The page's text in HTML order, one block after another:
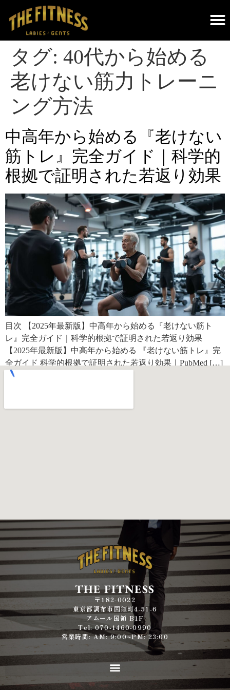
タグ: 40代から始める
老けない筋力トレーニ
ング方法
中高年から始める『老けない
筋トレ』完全ガイド｜科学的
根拠で証明された若返り効果
目次 【2025年最新版】中高年から始める『老けない筋ト
レ』完全ガイド｜科学的根拠で証明された若返り効果
【2025年最新版】中高年から始める 『老けない筋トレ』完
全ガイド 科学的根拠で証明された若返り効果｜PubMed […]
THE FITNESS
〒182-0022
東京都調布市国領町4-51-6
アムール国領 B1F
Tel: 070-1460-0990
営業時間: AM: 9:00~PM: 23:00